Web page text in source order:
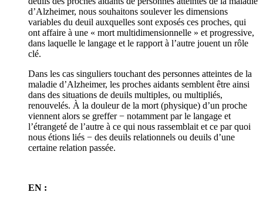
d’Alzheimer, nous souhaitons soulever les dimensions
variables du deuil auxquelles sont exposés ces proches, qui
ont affaire à une « mort multidimensionnelle » et progressive,
dans laquelle le langage et le rapport à l’autre jouent un rôle
clé.
Dans les cas singuliers touchant des personnes atteintes de la
maladie d’Alzheimer, les proches aidants semblent être ainsi
dans des situations de deuils multiples, ou multipliés,
renouvelés. À la douleur de la mort (physique) d’un proche
viennent alors se greffer − notamment par le langage et
l’étrangeté de l’autre à ce qui nous rassemblait et ce par quoi
nous étions liés − des deuils relationnels ou deuils d’une
certaine relation passée.
EN :